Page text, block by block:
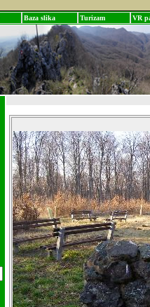
Baza slika Turizam VR